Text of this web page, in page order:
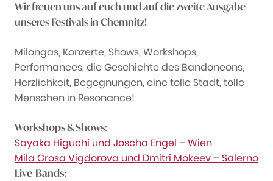
Wir freuen uns auf euch und auf die zweite Ausgabe
unseres Festivals in Chemnitz!
Milongas, Konzerte, Shows, Workshops,
Performances, die Geschichte des Bandoneons,
Herzlichkeit, Begegnungen, eine tolle Stadt, tolle
Menschen in Resonance!
Workshops & Shows:
Sayaka Higuchi und Joscha Engel – Wien
Mila Grosa Vigdorova und Dmitri Mokeev – Salerno
Live-Bands: